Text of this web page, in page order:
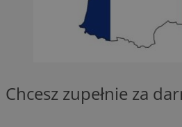
Chcesz zupełnie za